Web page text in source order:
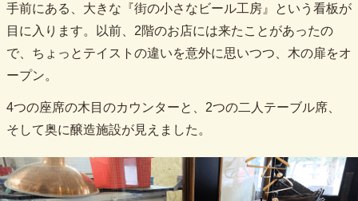
手前にある、大きな『街の小さなビール工房』という看板が
目に入ります。以前、2階のお店には来たことがあったの
で、ちょっとテイストの違いを意外に思いつつ、木の扉をオ
ープン。
4つの座席の木目のカウンターと、2つの二人テーブル席、
そして奥に醸造施設が見えました。